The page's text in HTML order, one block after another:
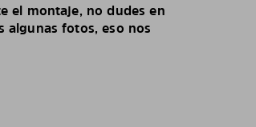
el montaje, no dudes en
algunas fotos, eso nos